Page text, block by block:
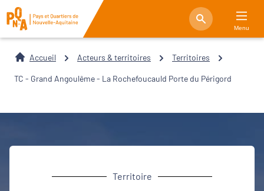
Menu
Accueil Acteurs & territoires Territoires
TC - Grand Angoulême - La Rochefoucauld Porte du Périgord
Territoire